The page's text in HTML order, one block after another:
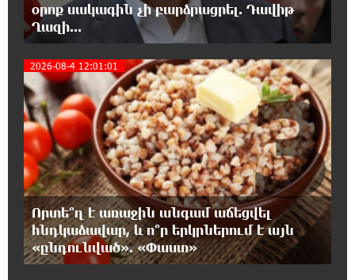
18:02:58 8-08-2026
Դմիտրի Մեդվեդև. Արևմուտքի
նկատմամբ կրկնում է վրացական սցենարը
17:36:59 8-08-2026
Ադրբեջանցիների բնակեցումը
Հայաստանում լուրջ վտանգներ է
պարունակում. Ավետիք Չալաբյան
17:28:45 8-08-2026
«Հայաքվե»-ի հայտարարությունից հետո
WCC-ն արձագանքել է Հայ Եկեղեցու շուրջ
ստեղծված իրավիճակին
օրոք սակագին չի բարձրացրել. Դավիթ
Ղազի...
2026-08-4 12:01:01
Որտե՞ղ է առաջին անգամ աճեցվել
հնդկաձավար, և ո՞ր երկրներում է այն
«ընդունված». «Փաստ»
3